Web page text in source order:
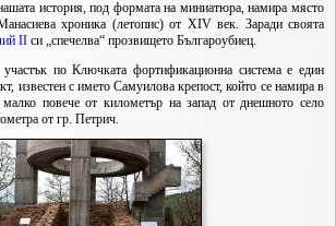
история, под формата на миниатюра, намира място
хроника (летопис) от XIV век. Заради своята
II си „спечелва“ прозвището Българоубиец.
по Ключката фортификационна система е един
известен с името Самуилова крепост, който се намира в
повече от километър на запад от днешното село
от гр. Петрич.